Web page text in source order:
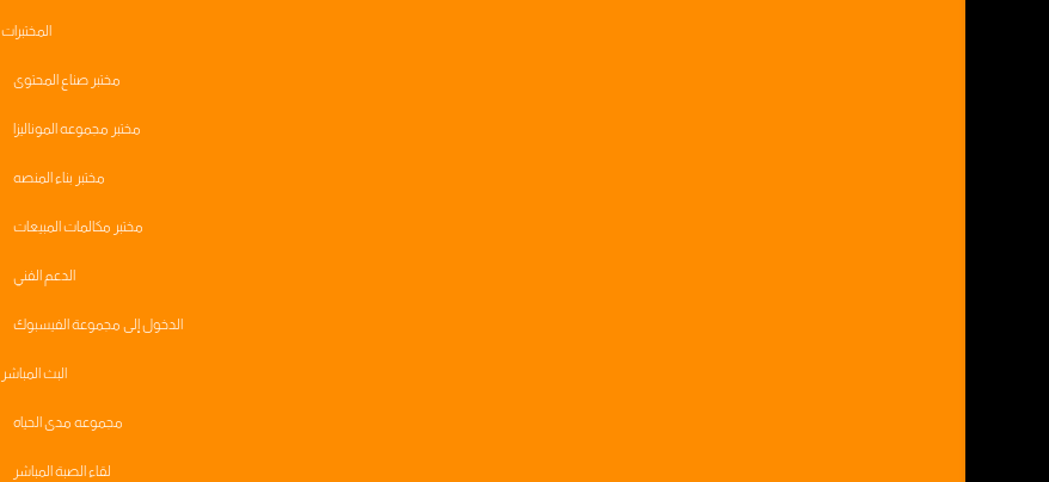
المختبرات
مختبر صناع المحتوى
مختبر مجموعه الموناليزا
مختبر بناء المنصه
مختبر مكالمات المبيعات
الدعم الفني
الدخول إلى مجموعة الفيسبوك
البث المباشر
مجموعه مدى الحياه
لقاء الصبة المباشر